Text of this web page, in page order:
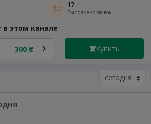
17
Выполнено заявок
в этом канале
300 ₴ Купить